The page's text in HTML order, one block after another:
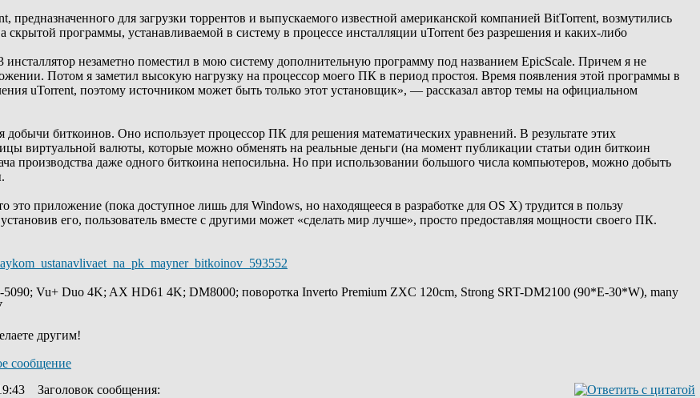
предназначенного для загрузки торрентов и выпускаемого известной американской компанией BitTorrent, возмутились
скрытой программы, устанавливаемой в систему в процессе инсталляции uTorrent без разрешения и каких-либо
инсталлятор незаметно поместил в мою систему дополнительную программу под названием EpicScale. Причем я не
Потом я заметил высокую нагрузку на процессор моего ПК в период простоя. Время появления этой программы в
uTorrent, поэтому источником может быть только этот установщик», — рассказал автор темы на официальном
биткоинов. Оно использует процессор ПК для решения математических уравнений. В результате этих
виртуальной валюты, которые можно обменять на реальные деньги (на момент публикации статьи один биткоин
производства даже одного биткоина непосильна. Но при использовании большого числа компьютеров, можно добыть
это приложение (пока доступное лишь для Windows, но находящееся в разработке для OS X) трудится в пользу
его, пользователь вместе с другими может «сделать мир лучше», просто предоставляя мощности своего ПК.
Vu+ Duo 4K; AX HD61 4K; DM8000; поворотка Inverto Premium ZXC 120cm, Strong SRT-DM2100 (90*E-30*W), many
другим!
Заголовок сообщения: